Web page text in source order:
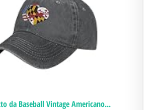
da Baseball Vintage Americano...